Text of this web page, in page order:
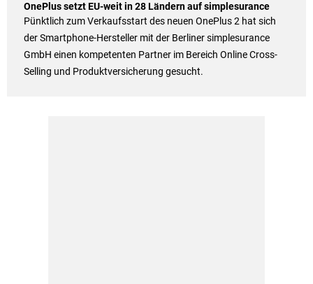
OnePlus setzt EU-weit in 28 Ländern auf simplesurance
Pünktlich zum Verkaufsstart des neuen OnePlus 2 hat sich
der Smartphone-Hersteller mit der Berliner simplesurance
GmbH einen kompetenten Partner im Bereich Online Cross-
Selling und Produktversicherung gesucht.